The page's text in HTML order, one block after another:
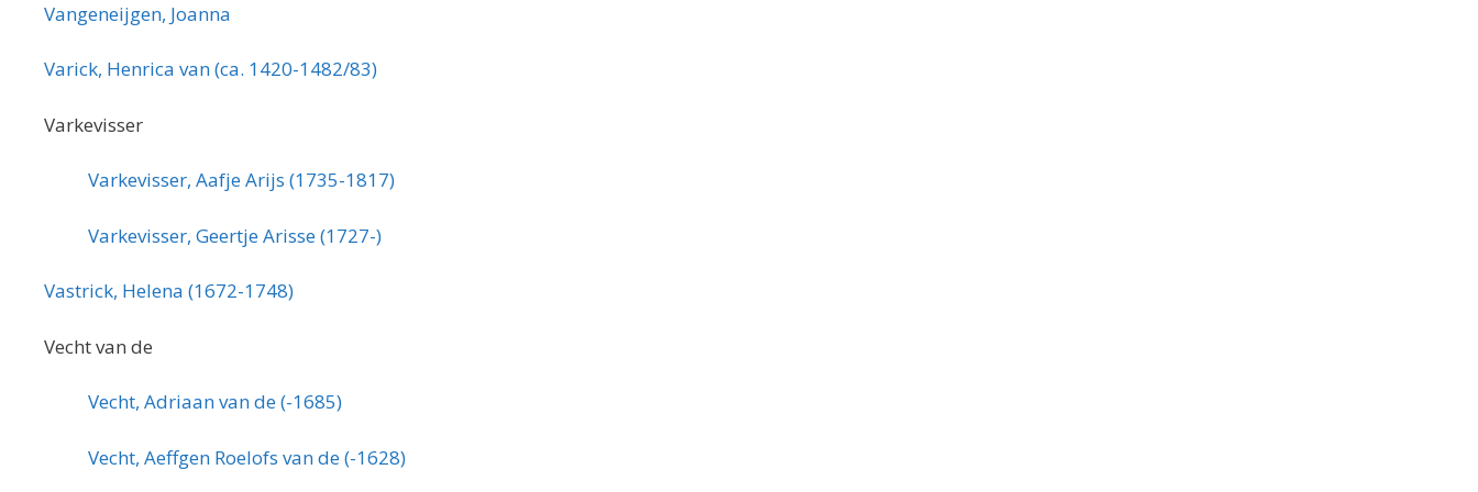
Vangeneijgen, Joanna
Varick, Henrica van (ca. 1420-1482/83)
Varkevisser
Varkevisser, Aafje Arijs (1735-1817)
Varkevisser, Geertje Arisse (1727-)
Vastrick, Helena (1672-1748)
Vecht van de
Vecht, Adriaan van de (-1685)
Vecht, Aeffgen Roelofs van de (-1628)